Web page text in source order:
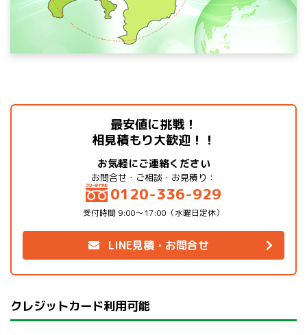
最安値に挑戦！
相見積もり大歓迎！！
お気軽にご連絡ください
お問合せ・ご相談・お見積り：
0120-336-929
受付時間 9:00～17:00（水曜日定休）
LINE見積・お問合せ
クレジットカード利用可能